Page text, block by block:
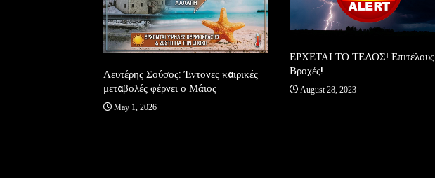
Λευτέρης Σούσος: Έντονες καιρικές
μεταβολές φέρνει ο Μάιος
May 1, 2026
ΕΡΧΕΤΑΙ ΤΟ ΤΕΛΟΣ! Επιτέλους
Βροχές!
August 28, 2023